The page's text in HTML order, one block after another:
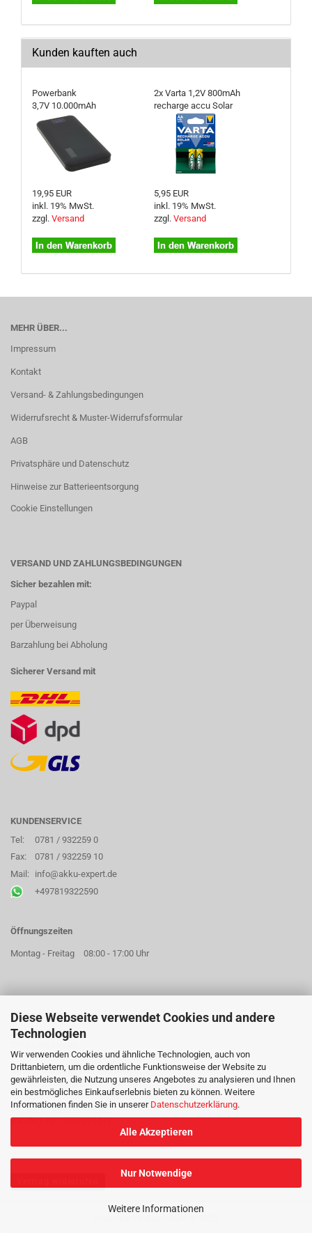
Diese Webseite verwendet Cookies und andere
Technologien
Wir verwenden Cookies und ähnliche Technologien, auch von
Drittanbietern, um die ordentliche Funktionsweise der Website zu
gewährleisten, die Nutzung unseres Angebotes zu analysieren und Ihnen
ein bestmögliches Einkaufserlebnis bieten zu können. Weitere
Informationen finden Sie in unserer Datenschutzerklärung.
Alle Akzeptieren
Nur Notwendige
Weitere Informationen
Kunden kauften auch
Powerbank
3,7V 10.000mAh
19,95 EUR
inkl. 19% MwSt.
zzgl. Versand
2x Varta 1,2V 800mAh
recharge accu Solar
5,95 EUR
inkl. 19% MwSt.
zzgl. Versand
MEHR ÜBER...
Impressum
Kontakt
Versand- & Zahlungsbedingungen
Widerrufsrecht & Muster-Widerrufsformular
AGB
Privatsphäre und Datenschutz
Hinweise zur Batterieentsorgung
Cookie Einstellungen
VERSAND UND ZAHLUNGSBEDINGUNGEN
Sicher bezahlen mit:
Paypal
per Überweisung
Barzahlung bei Abholung
Sicherer Versand mit
KUNDENSERVICE
Tel:
0781 / 932259 0
Fax:
0781 / 932259 10
Mail:
info@akku-expert.de
+497819322590
Öffnungszeiten
Montag - Freitag 08:00 - 17:00 Uhr
AKKU EXPERT GMBH
Hildastraße 73a
Geschäftsführer: Mareike Jobst
Sitz der Gesellschaft: Offenburg
Handelsregister: Freiburg im Breisgau HRB 715018
USt-Id Nr.: DE815642692
Bat-Reg.-Nr.: DE67693419